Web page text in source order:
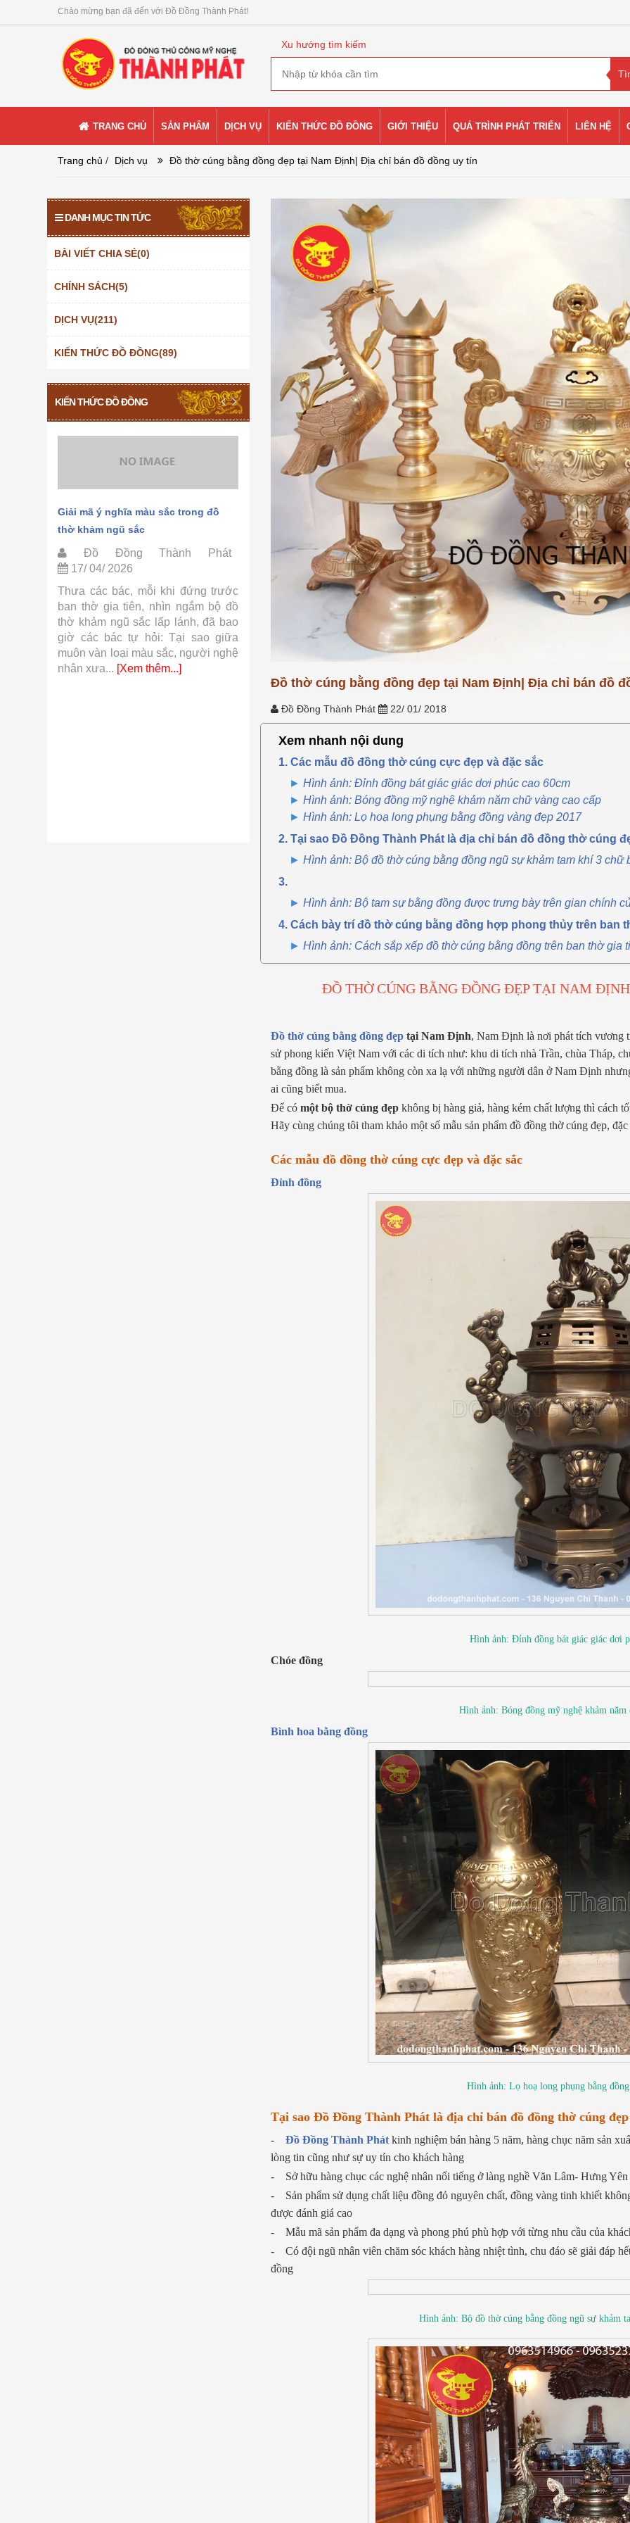
Chào mừng bạn đã đến với Đồ Đồng Thành Phát!
Xu hướng tìm kiếm
TRANG CHỦ SẢN PHẨM DỊCH VỤ KIẾN THỨC ĐỒ ĐỒNG GIỚI THIỆU QUÁ TRÌNH PHÁT TRIỂN LIÊN HỆ
Trang chủ / Dịch vụ Đồ thờ cúng bằng đồng đẹp tại Nam Định| Địa chỉ bán đồ đồng uy tín
DANH MỤC TIN TỨC
BÀI VIẾT CHIA SẺ(0)
CHÍNH SÁCH(5)
DỊCH VỤ(211)
KIẾN THỨC ĐỒ ĐỒNG(89)
KIẾN THỨC ĐỒ ĐỒNG
Giải mã ý nghĩa màu sắc trong đồ
thờ khảm ngũ sắc
Đồ Đồng Thành Phát
17/ 04/ 2026
Thưa các bác, mỗi khi đứng trước
ban thờ gia tiên, nhìn ngắm bộ đồ
thờ khảm ngũ sắc lấp lánh, đã bao
giờ các bác tự hỏi: Tại sao giữa
muôn vàn loại màu sắc, người nghệ
nhân xưa... [Xem thêm...]
Quy trình khảm ngũ sắc tại đồ đồng
Đồ Đồng Thành Phát
15/ 04/ 2026
Thưa các bác, đã bao giờ các bác
tự hỏi tại sao một bộ đỉnh khảm ngũ
sắc lại có giá trị cao gấp nhiều lần
so với hàng phổ thông, hay tại sao
những sợi vàng, sợi bạc lại...[Xem
Tư Vấn Phong Thủy Đồ Đồng
Đồ Đồng Thành
06/ 04/ 2026
Trong không gian tâm linh của
gia đình Việt, bộ đồ thờ bằng
không chỉ là vật phẩm trưng
đơn thuần, mà còn là 'sợi dây'
nối tâm thức giữa con cháu và
Đồ thờ cúng bằng đồng đẹp tại Nam Định| Địa chỉ bán đồ
Đồ Đồng Thành Phát 22/ 01/ 2018
Xem nhanh nội dung
1. Các mẫu đồ đồng thờ cúng cực đẹp và đặc sắc
Hình ảnh: Đỉnh đồng bát giác giác dơi phúc cao 60cm
Hình ảnh: Bóng đồng mỹ nghệ khảm năm chữ vàng cao cấp
Hình ảnh: Lọ hoạ long phụng bằng đồng vàng đẹp 2017
2. Tại sao Đồ Đồng Thành Phát là địa chỉ bán đồ đồng thờ cúng
Hình ảnh: Bộ đồ thờ cúng bằng đồng ngũ sự khảm tam khí 3 chữ
3.
Hình ảnh: Bộ tam sự bằng đồng được trưng bày trên gian chính
4. Cách bày trí đồ thờ cúng bằng đồng hợp phong thủy trên ban
Hình ảnh: Cách sắp xếp đồ thờ cúng bằng đồng trên ban thờ gia
ĐỒ THỜ CÚNG BẰNG ĐỒNG ĐẸP TẠI NAM
Đồ thờ cúng bằng đồng đẹptại Nam Định, Nam Định là nơi phát tích vương
sử phong kiến Việt Nam với các di tích như: khu di tích nhà Trần, chùa Tháp,
bằng đồng là sản phẩm không còn xa lạ với những người dân ở Nam Định
ai cũng biết mua.
Để có một bộ thờ cúng đẹp không bị hàng giả, hàng kém chất lượng thì cách
Hãy cùng chúng tôi tham khảo một số mẫu sản phẩm đồ đồng thờ cúng đẹp,
Các mẫu đồ đồng thờ cúng cực đẹp và đặc sắc
Đỉnh đồng
Hình ảnh: Đỉnh đồng bát giác giác dơi
Chóe đồng
Hình ảnh: Bóng đồng mỹ nghệ khảm năm
Bình hoa bằng đồng
Hình ảnh: Lọ hoạ long phụng bằng
Tại sao Đồ Đồng Thành Phát là địa chỉ bán đồ đồng thờ cúng đẹp
- Đồ Đồng Thành Phát kinh nghiệm bán hàng 5 năm, hàng chục năm sản
lòng tin cũng như sự uy tín cho khách hàng
- Sở hữu hàng chục các nghệ nhân nổi tiếng ở làng nghề Văn Lâm- Hưng Yên
- Sản phẩm sử dụng chất liệu đồng đỏ nguyên chất, đồng vàng tinh khiết
được đánh giá cao
- Mẫu mã sản phẩm đa dạng và phong phú phù hợp với từng nhu cầu của
- Có đội ngũ nhân viên chăm sóc khách hàng nhiệt tình, chu đáo sẽ giải đáp
đồng
Hình ảnh: Bộ đồ thờ cúng bằng đồng ngũ sự khảm